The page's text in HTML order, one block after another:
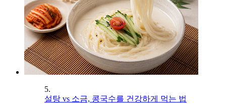
5.
설탕 vs 소금, 콩국수를 건강하게 먹는 법